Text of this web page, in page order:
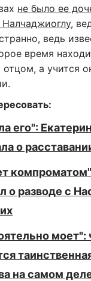
не было ее
,
ведь
время
а учится
его":
о
о разводе с
моет":
на самом